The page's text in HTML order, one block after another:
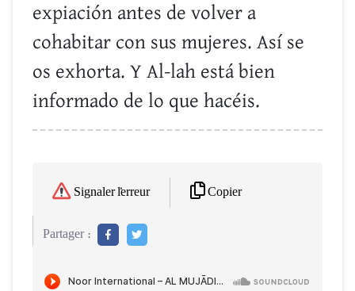
expiación antes de volver a
cohabitar con sus mujeres. Así se
os exhorta. Y Al-lah está bien
informado de lo que hacéis.
Signaler l'erreur Copier
Partager :